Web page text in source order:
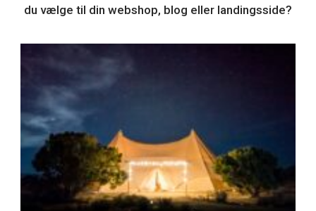
du vælge til din webshop, blog eller landingsside?